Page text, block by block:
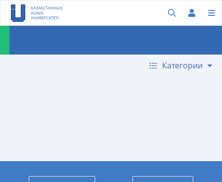
ҚАЗАҚСТАННЫҢ
АШЫҚ
УНИВЕРСИТЕТІ
Категории